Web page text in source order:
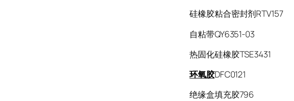
硅橡胶粘合密封剂RTV157
自粘带QY6351-03
热固化硅橡胶TSE3431
环氧胶DFC0121
绝缘盒填充胶796